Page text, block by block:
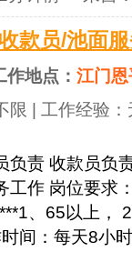
款员/池面
作地点： 江门
限 | 工作经验：
负责 收款员负
工作 岗位要求
、65以上，
间：每天8小